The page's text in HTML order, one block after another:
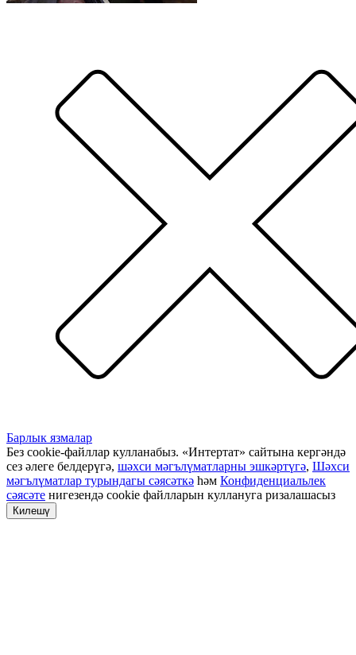
Барлык язмалар
Без cookie-файллар кулланабыз. «Интертат» сайтына кергәндә
сез әлеге белдерүгә, шәхси мәгълүматларны эшкәртүгә, Шәхси
мәгълүматлар турындагы сәясәткә һәм Конфиденциальлек
сәясәте нигезендә cookie файлларын куллануга ризалашасыз
Килешү